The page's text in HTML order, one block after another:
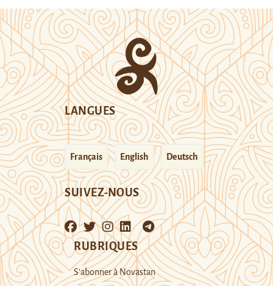
LANGUES
Français English Deutsch
SUIVEZ-NOUS
RUBRIQUES
S’abonner à Novastan